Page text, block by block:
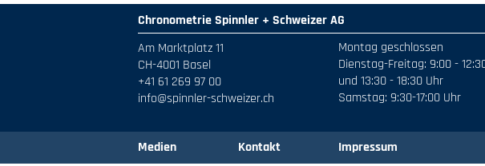
Chronometrie Spinnler + Schweizer AG
Am Marktplatz 11
CH-4001 Basel
+41 61 269 97 00
info@spinnler-schweizer.ch
Montag geschlossen
Dienstag-Freitag: 9:00 -
und 13:30 - 18:30 Uhr
Samstag: 9:30-17:00 Uhr
Medien Kontakt Impressum